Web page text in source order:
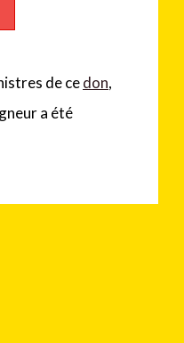
de cedon,
a été